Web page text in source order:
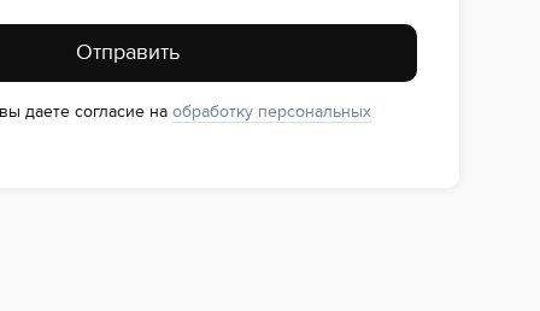
Отправить
даете согласие на обработку персональных